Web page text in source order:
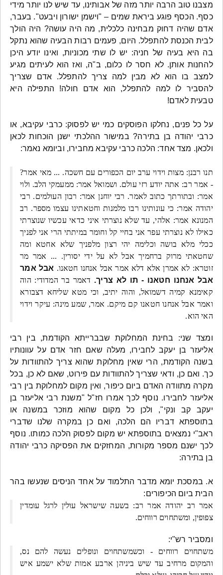
מצבנו טוב הרבה יותר מזה של אבותינו, עד שיש לנו יותר מידי
כסף. הכסף פוגע ביראת שמים – "וישמן ישורון ויבעט". בעבר,
אדם שהיה דחוק מבחינה כלכלית, מה היה עושה? היה הולך
לבית הכנסת להתפלל. היום, פעמים רבות הבעיה שהוא נתקל
בה היא בעיה של חניה: יש לו שתי מכוניות, ואינו יודע היכן
להחנות אותן. לא חסר לו כלום, ב"ה, ואז הוא לעיתים מגיע
למצב בו הוא לא מבין למה צריך להתפלל. אדם שצריך
להסביר לו למה להתפלל, הוא אדם חולה! התפילה היא
טבעית לאדם!
על כל פנים, נחלקו הפוסקים כמי יש לפסוק: כרבי עקיבא, או
כרבי יהודה בן בתירה? במישור ההלכתי ישנן הוכחות לכאן
ולכאן. מצד אחד: הלכה כרבי עקיבא מחבירו, וביומא נאמר:
תנו רבנן: מצות וידוי ערב יום הכפורים עם חשכה. ... מאי אמר?
- אמר רב: אתה יודע רזי עולם. ושמואל אמר: ממעמקי הלב. ולוי
אמר: ובתורתך כתוב לאמר. רבי יוחנן אמר: רבון העולמים. רבי
יהודה אמר: כי עונותינו רבו מלמנות וחטאתינו עצמו מספר. רב
המנונא אמר: אלהי, עד שלא נוצרתי איני כדאי עכשיו שנוצרתי
כאילו לא נוצרתי עפר אני בחיי קל וחומר במיתתי הרי אני לפניך
ככלי מלא בושה וכלימה יהי רצון מלפניך שלא אחטא ומה
שחטאתי מרוק ברחמיך אבל לא על ידי יסורין. ... אמר מר
זוטרא: לא אמרן אלא דלא אמר אבל אנחנו חטאנו. אבל אמר
אבל אנחנו חטאנו - תו לא צריך. דאמר בר המדודי: הוה
קאימנא קמיה דשמואל, והוה יתיב, וכי מטא שליחא דצבורא
ואמר אבל אנחנו חטאנו קם מיקם. אמר, שמע מינה: עיקר וידוי
האי הוא.
ומצד שני: בחינת המחלוקת שבברייתא הקודמת, בין רבי
אליעזר בן יעקב לחבירו, מעלה שאם חזר אדם על עוונותיו
בשנה הקודמת, הרי שאין מחלוקת שהוא צריך להתוודות על
כך. ואם כן, ודאי שצריך להתוודות עם פירוט, שאם לא כן, בכל
מקרה מתוודה האדם ביום כיפור, ואין מקום למחלוקת בין רבי
אליעזר לחבירו. נוסף לכך אמרו חז"ל "משנת רבי אליעזר בן
יעקב קב ונקי", ולכן כל מקום שהוא מוזכר במשנה או
בתוספתא דבריו הם הלכה, ואם כן במקרה שלנו שדברי
ראב"י נמצאים בתוספתא יש מקום לפסוק הלכה כמותו. נוסף
לכך ישנם מספר מקורות, המחזקים את הפסיקה כרבי יהודה
בן בתירה:
א. במסכת יומא מדבר התלמוד על אחד הניסים שנעשו בהר
הבית ביום הכיפורים:
אמר רב יהודה אמר רב: בשעה שישראל עולין לרגל עומדין
צפופין, ומשתחוים רווחים.
ומסביר רש"י:
משתחוים רווחים - וכשמשתחוים ונופלים נעשה להם נס,
והמקום מרחיב עד שיש ביניהן ארבע אמות שלא ישמע איש